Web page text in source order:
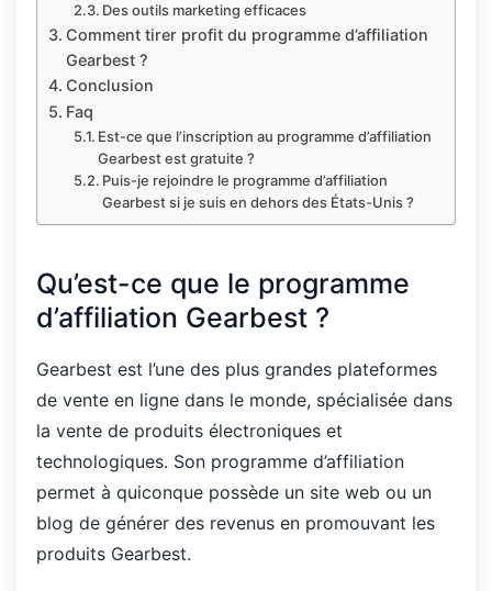
Des outils marketing efficaces
Comment tirer profit du programme d’affiliation
Gearbest ?
Conclusion
Faq
Est-ce que l’inscription au programme d’affiliation
Gearbest est gratuite ?
Puis-je rejoindre le programme d’affiliation
Gearbest si je suis en dehors des États-Unis ?
Qu’est-ce que le programme
d’affiliation Gearbest ?
Gearbest est l’une des plus grandes plateformes
de vente en ligne dans le monde, spécialisée dans
la vente de produits électroniques et
technologiques. Son programme d’affiliation
permet à quiconque possède un site web ou un
blog de générer des revenus en promouvant les
produits Gearbest.